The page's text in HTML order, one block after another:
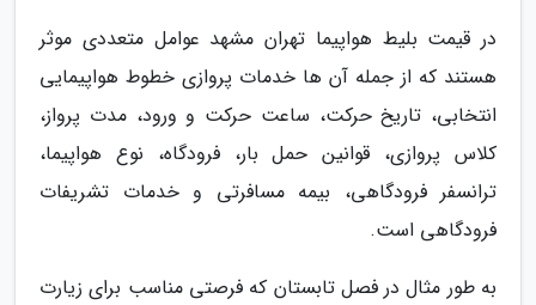
در قیمت بلیط هواپیما تهران مشهد عوامل متعددی موثر
هستند که از جمله آن ها خدمات پروازی خطوط هواپیمایی
انتخابی، تاریخ حرکت، ساعت حرکت و ورود، مدت پرواز،
کلاس پروازی، قوانین حمل بار، فرودگاه، نوع هواپیما،
ترانسفر فرودگاهی، بیمه مسافرتی و خدمات تشریفات
فرودگاهی است.
به طور مثال در فصل تابستان که فرصتی مناسب برای زیارت